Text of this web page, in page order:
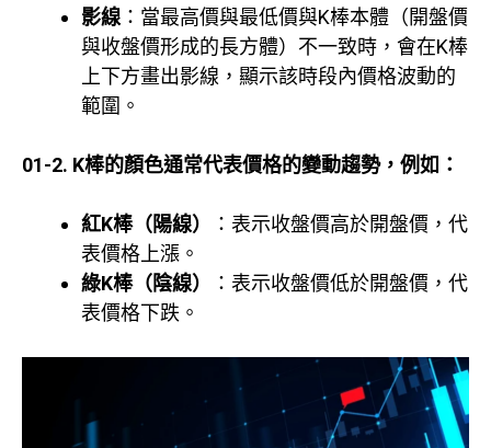
影線 ：當最高價與最低價與K棒本體（開盤價
與收盤價形成的長方體）不一致時，會在K棒
上下方畫出影線，顯示該時段內價格波動的
範圍。
01-2. K棒的顏色通常代表價格的變動趨勢，例如：
紅K棒（陽線）
：表示收盤價高於開盤價，代
表價格上漲。
綠K棒（陰線）
：表示收盤價低於開盤價，代
表價格下跌。